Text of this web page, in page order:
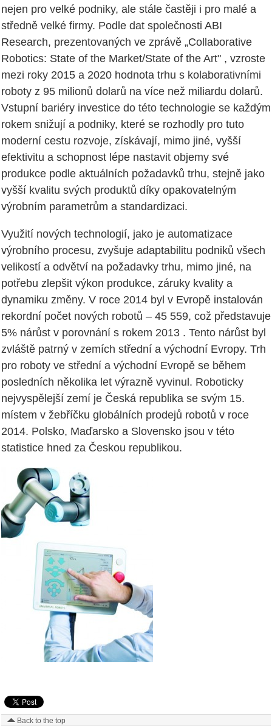
nejen pro velké podniky, ale stále častěji i pro malé a
středně velké firmy. Podle dat společnosti ABI
Research, prezentovaných ve zprávě „Collaborative
Robotics: State of the Market/State of the Art" , vzroste
mezi roky 2015 a 2020 hodnota trhu s kolaborativními
roboty z 95 milionů dolarů na více než miliardu dolarů.
Vstupní bariéry investice do této technologie se každým
rokem snižují a podniky, které se rozhodly pro tuto
moderní cestu rozvoje, získávají, mimo jiné, vyšší
efektivitu a schopnost lépe nastavit objemy své
produkce podle aktuálních požadavků trhu, stejně jako
vyšší kvalitu svých produktů díky opakovatelným
výrobním parametrům a standardizaci.
Využití nových technologií, jako je automatizace
výrobního procesu, zvyšuje adaptabilitu podniků všech
velikostí a odvětví na požadavky trhu, mimo jiné, na
potřebu zlepšit výkon produkce, záruky kvality a
dynamiku změny. V roce 2014 byl v Evropě instalován
rekordní počet nových robotů – 45 559, což představuje
5% nárůst v porovnání s rokem 2013 . Tento nárůst byl
zvláště patrný v zemích střední a východní Evropy. Trh
pro roboty ve střední a východní Evropě se během
posledních několika let výrazně vyvinul. Roboticky
nejvyspělejší zemí je Česká republika se svým 15.
místem v žebříčku globálních prodejů robotů v roce
2014. Polsko, Maďarsko a Slovensko jsou v této
statistice hned za Českou republikou.
Back to the top